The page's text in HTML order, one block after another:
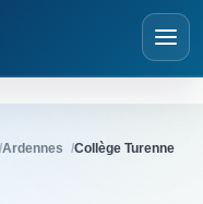
Ardennes Collège Turenne